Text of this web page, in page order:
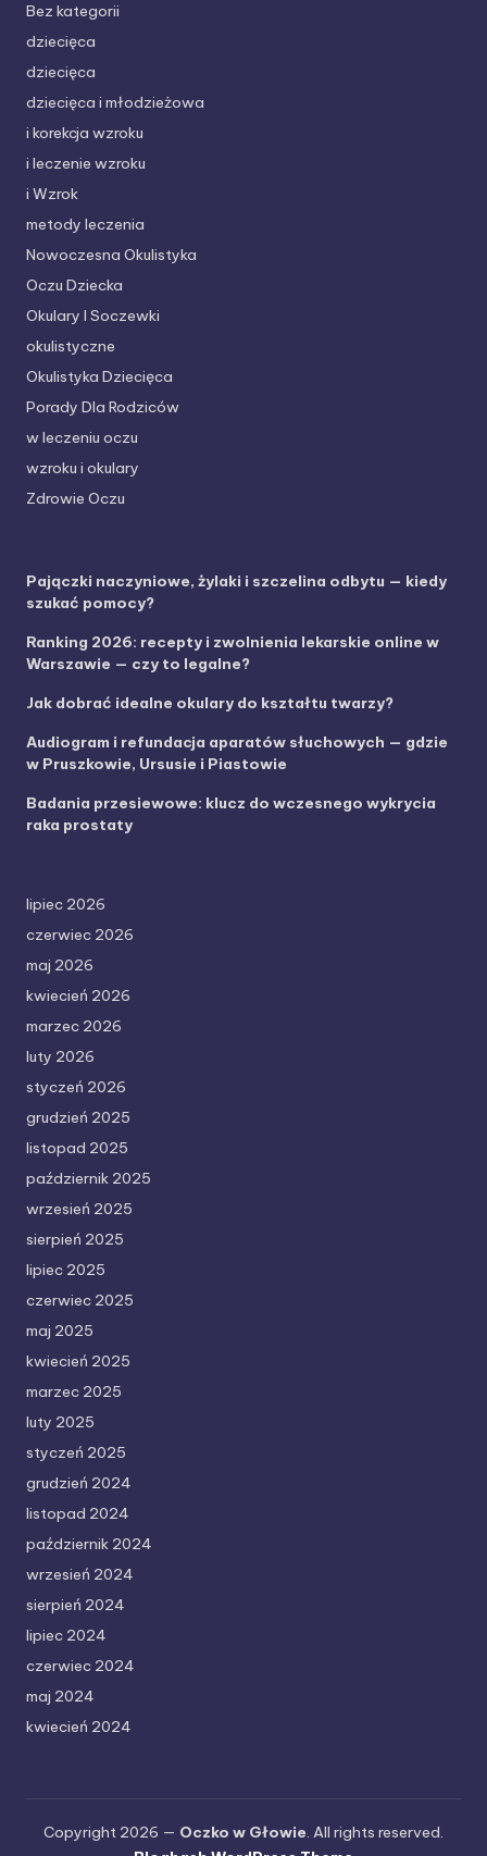
Bez kategorii
dziecięca
dziecięca
dziecięca i młodzieżowa
i korekcja wzroku
i leczenie wzroku
i Wzrok
metody leczenia
Nowoczesna Okulistyka
Oczu Dziecka
Okulary I Soczewki
okulistyczne
Okulistyka Dziecięca
Porady Dla Rodziców
w leczeniu oczu
wzroku i okulary
Zdrowie Oczu
Pajączki naczyniowe, żylaki i szczelina odbytu — kiedy
szukać pomocy?
Ranking 2026: recepty i zwolnienia lekarskie online w
Warszawie — czy to legalne?
Jak dobrać idealne okulary do kształtu twarzy?
Audiogram i refundacja aparatów słuchowych — gdzie
w Pruszkowie, Ursusie i Piastowie
Badania przesiewowe: klucz do wczesnego wykrycia
raka prostaty
lipiec 2026
czerwiec 2026
maj 2026
kwiecień 2026
marzec 2026
luty 2026
styczeń 2026
grudzień 2025
listopad 2025
październik 2025
wrzesień 2025
sierpień 2025
lipiec 2025
czerwiec 2025
maj 2025
kwiecień 2025
marzec 2025
luty 2025
styczeń 2025
grudzień 2024
listopad 2024
październik 2024
wrzesień 2024
sierpień 2024
lipiec 2024
czerwiec 2024
maj 2024
kwiecień 2024
Copyright 2026 — Oczko w Głowie. All rights reserved.